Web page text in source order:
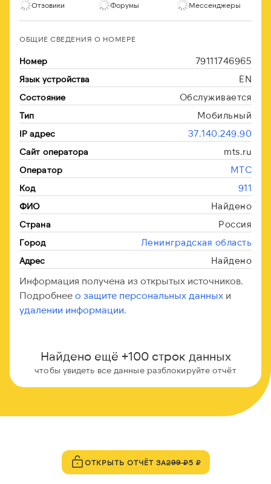
Отзовики Форумы Мессенджеры
ОБЩИЕ СВЕДЕНИЯ О НОМЕРЕ
Номер 79111746965
Язык устройства EN
Состояние Обслуживается
Тип Мобильный
IP адрес 37.140.249.90
Сайт оператора mts.ru
Оператор МТС
Код 911
ФИО Найдено
Страна Россия
Город Ленинградская область
Адрес Найдено
Информация получена из открытых источников.
Подробнее о защите персональных данных и
удалении информации.
Найдено ещё +100 строк данных
чтобы увидеть все данные разблокируйте отчёт
ОТКРЫТЬ ОТЧЁТ ЗА299 ₽5 ₽